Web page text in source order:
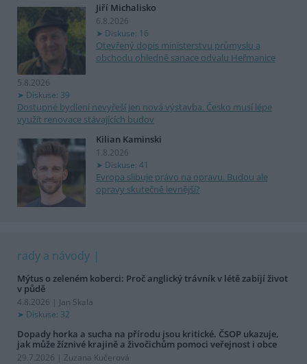
Jiří Michalisko
6.8.2026
Diskuse: 16
Otevřený dopis ministerstvu průmyslu a
obchodu ohledně sanace odvalu Heřmanice
5.8.2026
Diskuse: 39
Dostupné bydlení nevyřeší jen nová výstavba. Česko musí lépe
využít renovace stávajících budov
Kilian Kaminski
1.8.2026
Diskuse: 41
Evropa slibuje právo na opravu. Budou ale
opravy skutečně levnější?
rady a návody
Mýtus o zeleném koberci: Proč anglický trávník v létě zabíjí život
v půdě
4.8.2026 | Jan Skala
Diskuse: 32
Dopady horka a sucha na přírodu jsou kritické. ČSOP ukazuje,
jak může žíznivé krajině a živočichům pomoci veřejnost i obce
29.7.2026 | Zuzana Kučerová